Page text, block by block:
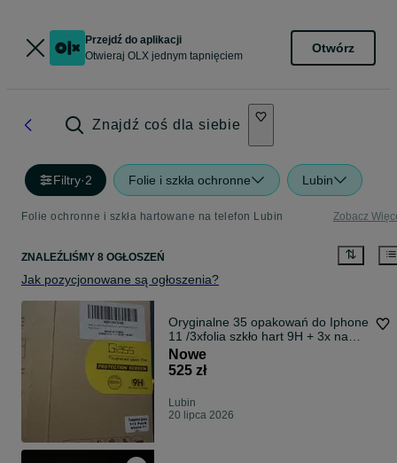
Przejdź do aplikacji
Otwieraj OLX jednym tapnięciem
Otwórz
Znajdź coś dla siebie
Filtry·2 Folie i szkła ochronne Lubin
Folie ochronne i szkła hartowane na telefon Lubin Zobacz
ZNALEŹLIŚMY 8 OGŁOSZEŃ
Jak pozycjonowane są ogłoszenia?
Oryginalne 35 opakowań do Iphone
11 /3xfolia szkło hart 9H + 3x na
tylne kamery+ bibuła odtł.+ listek
p/pyłkom+ ramka
Nowe
525 zł
Lubin
20 lipca 2026